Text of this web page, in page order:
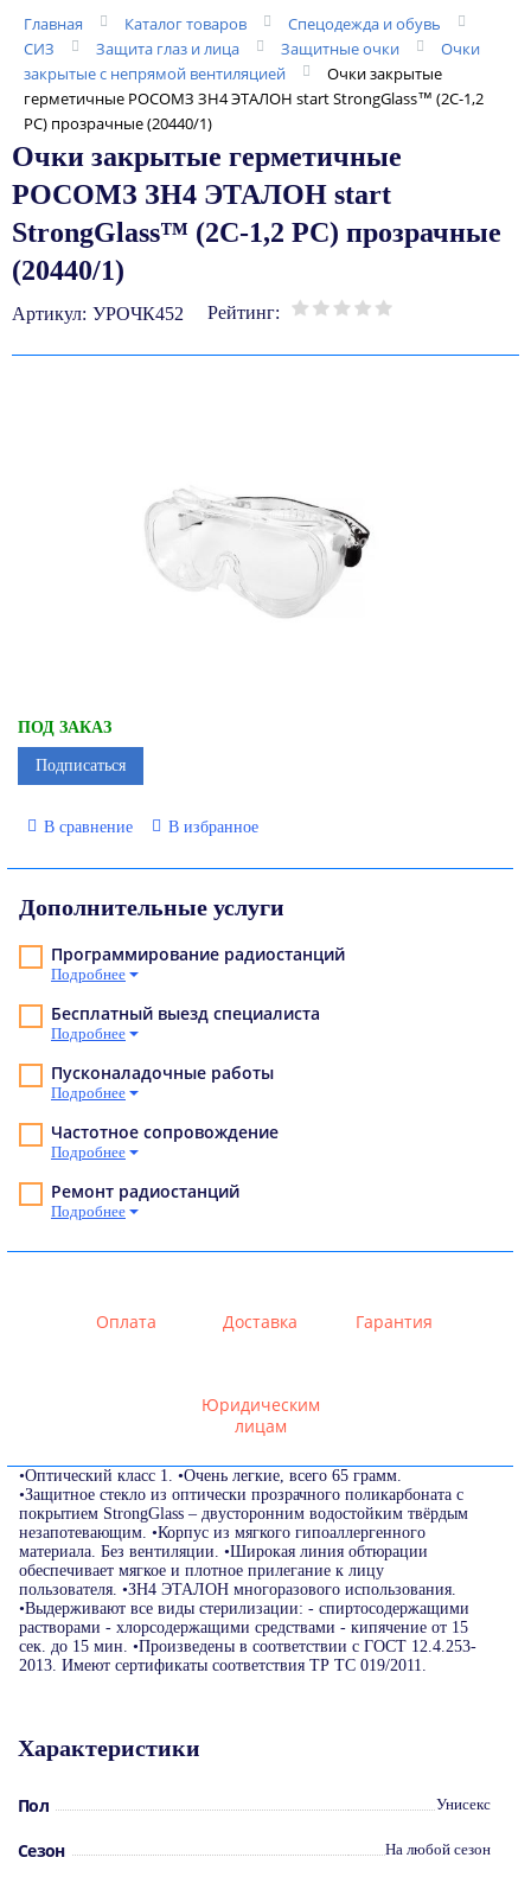
Главная Каталог товаров
Спецодежда и обувь
СИЗ
Защита глаз и лица Защитные очки
Очки
закрытые с непрямой вентиляцией
Очки закрытые
герметичные РОСОМЗ ЗН4 ЭТАЛОН start StrongGlass™ (2C-1,2
PC) прозрачные (20440/1)
Очки закрытые герметичные
РОСОМЗ ЗН4 ЭТАЛОН start
StrongGlass™ (2C-1,2 PC) прозрачные
(20440/1)
Артикул: УРОЧК452 Рейтинг:
ПОД ЗАКАЗ
Подписаться
В сравнение В избранное
Дополнительные услуги
Программирование радиостанций
Подробнее
Бесплатный выезд специалиста
Подробнее
Пусконаладочные работы
Подробнее
Частотное сопровождение
Подробнее
Ремонт радиостанций
Подробнее
Оплата Доставка Гарантия
Юридическим
лицам
•Оптический класс 1. •Очень легкие, всего 65 грамм.
•Защитное стекло из оптически прозрачного поликарбоната c
покрытием StrongGlass – двусторонним водостойким твёрдым
незапотевающим. •Корпус из мягкого гипоаллергенного
материала. Без вентиляции. •Широкая линия обтюрации
обеспечивает мягкое и плотное прилегание к лицу
пользователя. •ЗН4 ЭТАЛОН многоразового использования.
•Выдерживают все виды стерилизации: - спиртосодержащими
растворами - хлорсодержащими средствами - кипячение от 15
сек. до 15 мин. •Произведены в соответствии с ГОСТ 12.4.253-
2013. Имеют сертификаты соответствия ТР ТС 019/2011.
Характеристики
Пол Унисекс
Сезон На любой сезон